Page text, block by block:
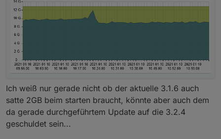
Ich weiß nur gerade nicht ob der aktuelle 3.1.6 auch
satte 2GB beim starten braucht, könnte aber auch dem
da gerade durchgeführtem Update auf die 3.2.4
geschuldet sein...